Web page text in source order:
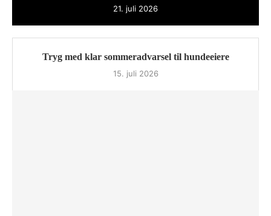
21. juli 2026
Tryg med klar sommeradvarsel til hundeeiere
15. juli 2026